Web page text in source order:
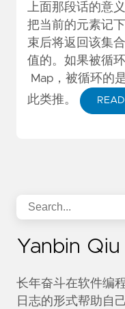
上面那段话的意
把当前的元素记
束后将返回该集
值的。如果被循
Map，被循环的
此类推。
Yanbin Qiu
长年奋斗在软件编
日志的形式帮助自